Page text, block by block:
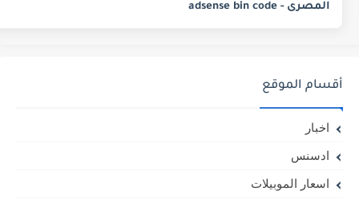
المصرى - adsense bin code
أقسام الموقع
اخبار
ادسنس
اسعار الموبيلات